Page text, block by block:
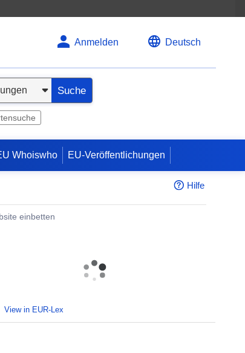
Anmelden Deutsch
Suche
Whoiswho EU-Veröffentlichungen
Hilfe
einbetten
View in EUR-Lex